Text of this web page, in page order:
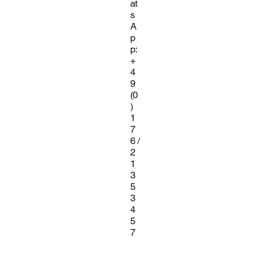
at
s
A
p
p:
+
4
9
(0
)
1
7
6 /
2
1
3
5
3
4
5
7